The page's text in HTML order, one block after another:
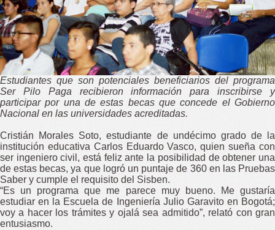
Estudiantes que son potenciales beneficiarios del programa
Ser Pilo Paga recibieron información para inscribirse y
participar por una de estas becas que concede el Gobierno
Nacional en las universidades acreditadas.
Cristián Morales Soto, estudiante de undécimo grado de la
institución educativa Carlos Eduardo Vasco, quien sueña con
ser ingeniero civil, está feliz ante la posibilidad de obtener una
de estas becas, ya que logró un puntaje de 360 en las Pruebas
Saber y cumple el requisito del Sisben.
“Es un programa que me parece muy bueno. Me gustaría
estudiar en la Escuela de Ingeniería Julio Garavito en Bogotá;
voy a hacer los trámites y ojalá sea admitido”, relató con gran
entusiasmo.